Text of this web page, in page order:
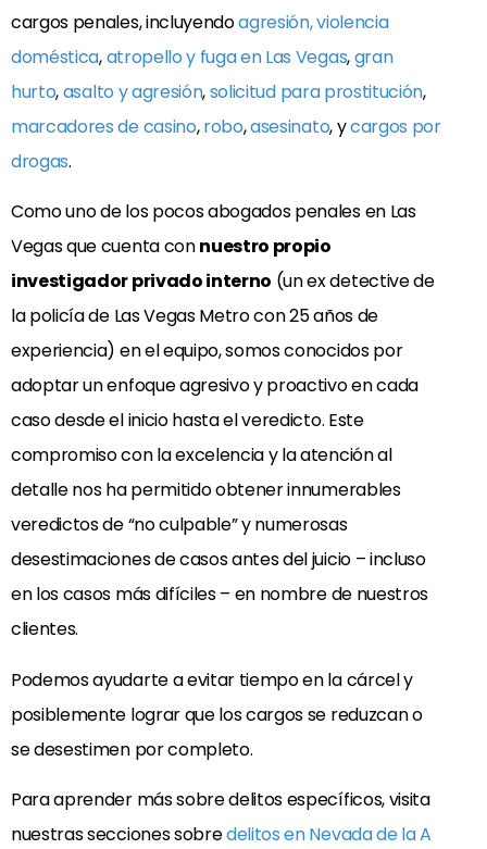
cargos penales, incluyendoagresión, violencia
doméstica,atropello y fuga en Las Vegas,gran
hurto,asalto y agresión,solicitud para prostitución,
marcadores de casino,robo,asesinato, ycargos por
drogas.
Como uno de los pocos abogados penales en Las
Vegas que cuenta connuestro propio
investigador privado interno (un ex detective de
la policía de Las Vegas Metro con 25 años de
experiencia) en el equipo, somos conocidos por
adoptar un enfoque agresivo y proactivo en cada
caso desde el inicio hasta el veredicto. Este
compromiso con la excelencia y la atención al
detalle nos ha permitido obtener innumerables
veredictos de “no culpable” y numerosas
desestimaciones de casos antes del juicio – incluso
en los casos más difíciles – en nombre de nuestros
clientes.
Podemos ayudarte a evitar tiempo en la cárcel y
posiblemente lograr que los cargos se reduzcan o
se desestimen por completo.
Para aprender más sobre delitos específicos, visita
nuestras secciones sobredelitos en Nevada de la A